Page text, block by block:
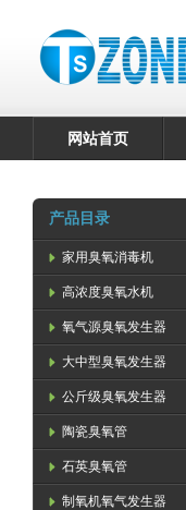
网站首页
产品目录
家用臭氧消毒机
高浓度臭氧水机
氧气源臭氧发生器
大中型臭氧发生器
公斤级臭氧发生器
陶瓷臭氧管
石英臭氧管
制氧机氧气发生器